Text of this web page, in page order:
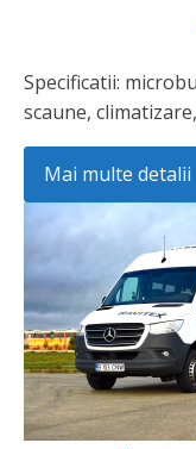
Specificatii:
scaune,
Mai multe detalii